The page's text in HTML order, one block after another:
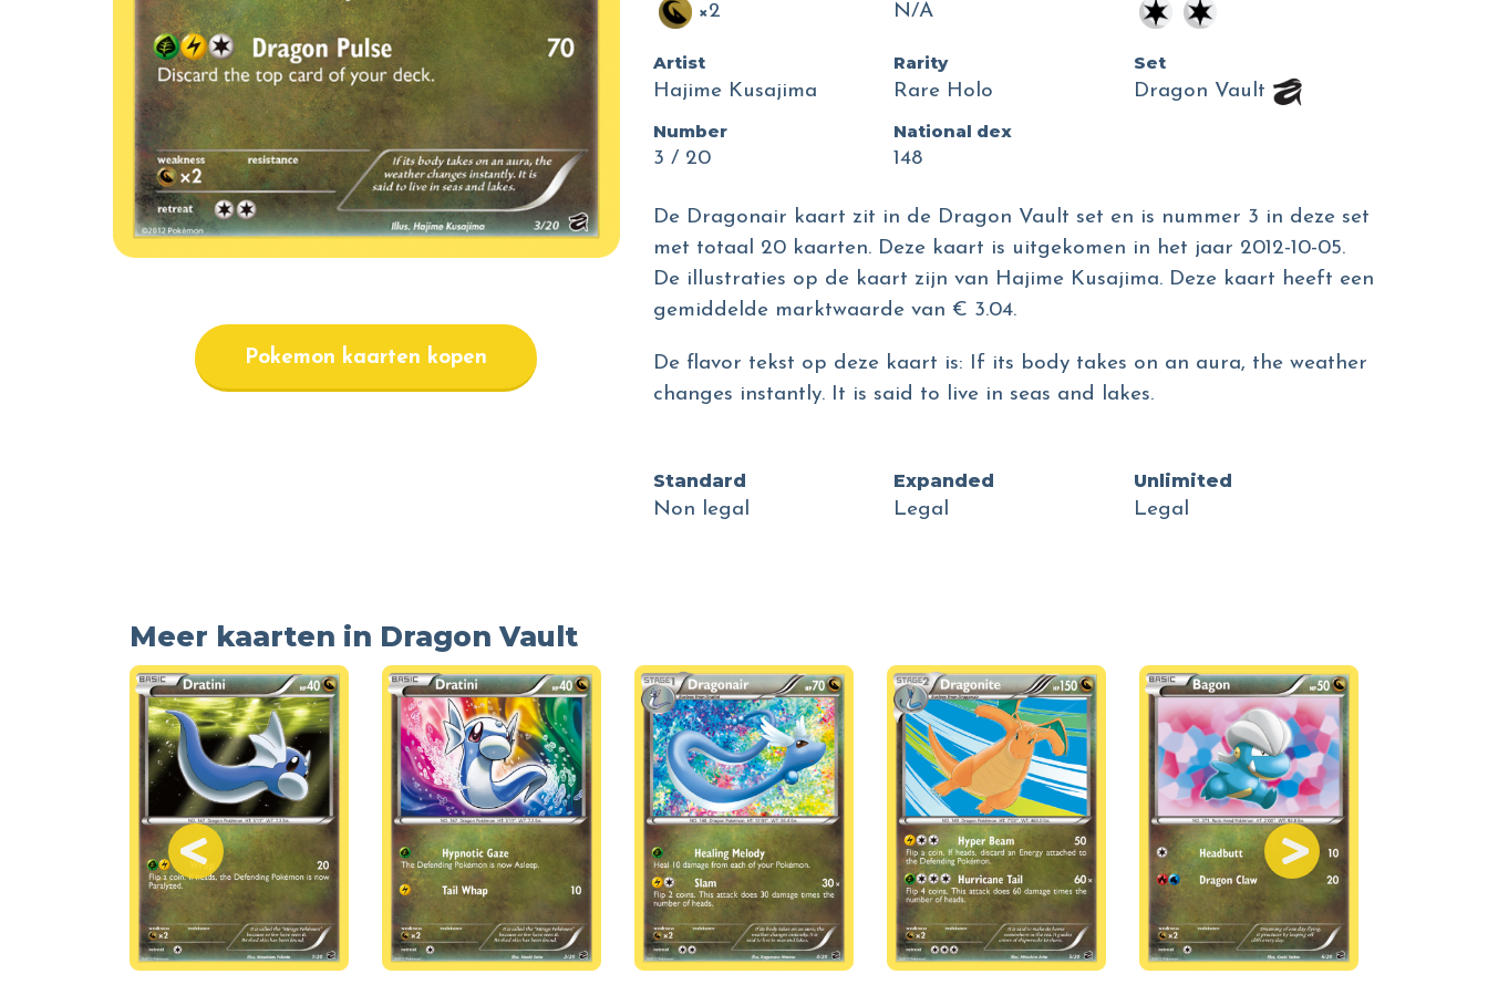
Pokemon kaarten kopen
×2
N/A
Artist
Hajime Kusajima
Rarity
Rare Holo
Set
Dragon Vault
Number
3 / 20
National dex
148
De Dragonair kaart zit in de Dragon Vault set en is nummer 3 in deze set
met totaal 20 kaarten. Deze kaart is uitgekomen in het jaar 2012-10-05.
De illustraties op de kaart zijn van Hajime Kusajima. Deze kaart heeft een
gemiddelde marktwaarde van € 3.04.
De flavor tekst op deze kaart is: If its body takes on an aura, the weather
changes instantly. It is said to live in seas and lakes.
Standard
Non legal
Expanded
Legal
Unlimited
Legal
Meer kaarten in Dragon Vault